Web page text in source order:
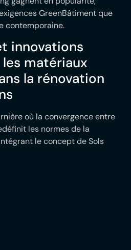
GreenBâtiment que
contemporaine.
innovations
matériaux
la rénovation
où la convergence entre
les normes de la
le concept de Sols